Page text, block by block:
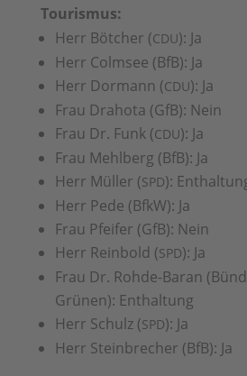
Tourismus:
Herr Bötcher (CDU): Ja
Herr Colmsee (BfB): Ja
Herr Dormann (CDU): Ja
Frau Drahota (GfB): Nein
Frau Dr. Funk (CDU): Ja
Frau Mehlberg (BfB): Ja
Herr Müller (SPD):
Herr Pede (BfkW): Ja
Frau Pfeifer (GfB): Nein
Herr Reinbold (SPD): Ja
Frau Dr. Rohde-Baran
Grünen): Enthaltung
Herr Schulz (SPD): Ja
Herr Steinbrecher (BfB): Ja